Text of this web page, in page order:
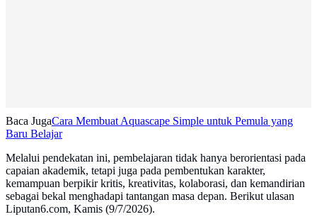
Baca JugaCara Membuat Aquascape Simple untuk Pemula yang
Baru Belajar
Melalui pendekatan ini, pembelajaran tidak hanya berorientasi pada
capaian akademik, tetapi juga pada pembentukan karakter,
kemampuan berpikir kritis, kreativitas, kolaborasi, dan kemandirian
sebagai bekal menghadapi tantangan masa depan. Berikut ulasan
Liputan6.com, Kamis (9/7/2026).